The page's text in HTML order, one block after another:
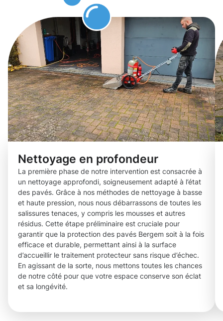
Nettoyage en profondeur
La première phase de notre intervention est consacrée à
un nettoyage approfondi, soigneusement adapté à l’état
des pavés. Grâce à nos méthodes de nettoyage à basse
et haute pression, nous nous débarrassons de toutes les
salissures tenaces, y compris les mousses et autres
résidus. Cette étape préliminaire est cruciale pour
garantir que la protection des pavés Bergem soit à la fois
efficace et durable, permettant ainsi à la surface
d’accueillir le traitement protecteur sans risque d’échec.
En agissant de la sorte, nous mettons toutes les chances
de notre côté pour que votre espace conserve son éclat
et sa longévité.